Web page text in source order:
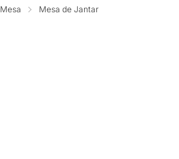
Mesa Mesa de Jantar